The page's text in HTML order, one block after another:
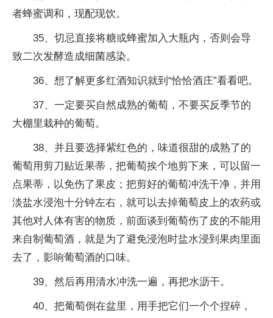
者蜂蜜调和，现配现饮。
35、切忌直接将糖或蜂蜜加入大瓶内，否则会导
致二次发酵造成细菌感染。
36、想了解更多红酒知识就到“恰恰酒庄”看看吧。
37、一定要买自然成熟的葡萄，不要买反季节的
大棚里栽种的葡萄。
38、并且要选择紫红色的，味道很甜的成熟了的
葡萄用剪刀贴近果蒂，把葡萄挨个地剪下来，可以留一
点果蒂，以免伤了果皮；把剪好的葡萄冲洗干净，并用
淡盐水浸泡十分钟左右，就可以去掉葡萄皮上的农药或
其他对人体有害的物质，前面谈到葡萄伤了皮的不能用
来自制葡萄酒，就是为了避免浸泡时盐水浸到果肉里面
去了，影响葡萄酒的口味。
39、然后再用清水冲洗一遍，再把水沥干。
40、把葡萄倒在盆里，用手把它们一个个捏碎，